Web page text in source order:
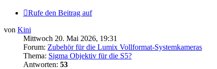
Rufe den Beitrag auf
von Kini
Mittwoch 20. Mai 2026, 19:31
Forum: Zubehör für die Lumix Vollformat-Systemkameras
Thema: Sigma Objektiv für die S5?
Antworten: 53